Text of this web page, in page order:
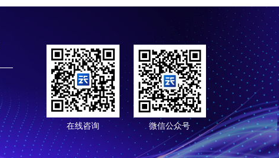
在线咨询 微信公众号